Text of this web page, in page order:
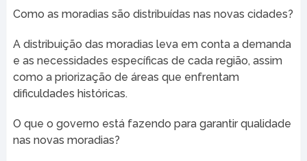
Como as moradias são distribuídas nas novas cidades?
A distribuição das moradias leva em conta a demanda
e as necessidades específicas de cada região, assim
como a priorização de áreas que enfrentam
dificuldades históricas.
O que o governo está fazendo para garantir qualidade
nas novas moradias?